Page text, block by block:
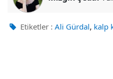
Etiketler : Ali Gürdal, kalp